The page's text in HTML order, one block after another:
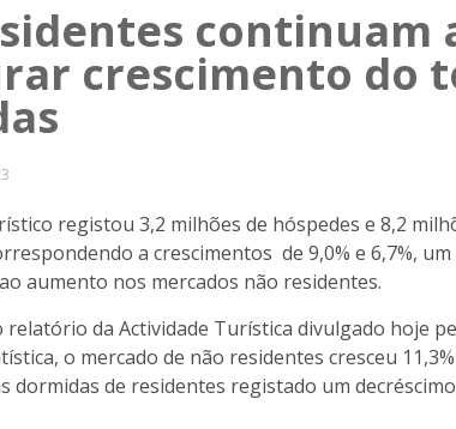
continuam
crescimento do
registou 3,2 milhões de hóspedes e 8,2
a crescimentos de 9,0% e 6,7%,
aumento nos mercados não residentes.
relatório da Actividade Turística divulgado hoje
o mercado de não residentes cresceu
dormidas de residentes registado um